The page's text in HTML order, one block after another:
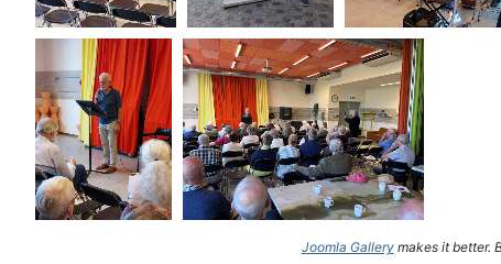
Joomla Gallerymakes it better.